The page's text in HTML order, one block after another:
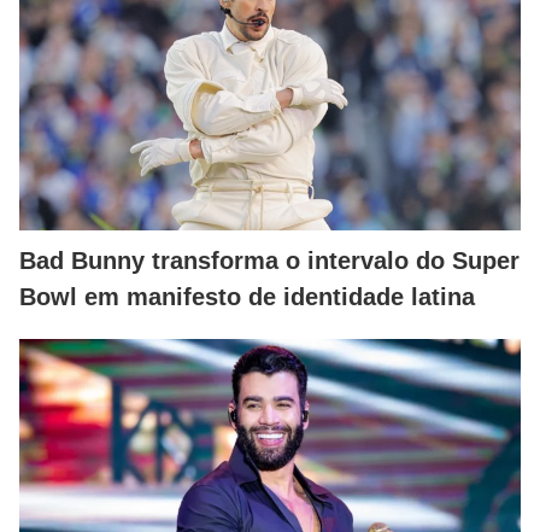
Bad Bunny transforma o intervalo do Super
Bowl em manifesto de identidade latina